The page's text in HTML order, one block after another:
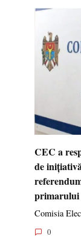
CEC a
de
primarului
Comisia
0